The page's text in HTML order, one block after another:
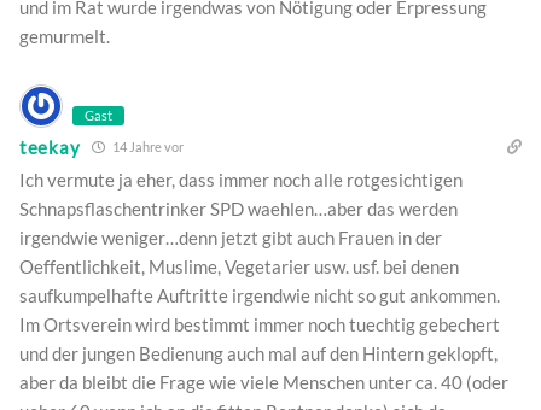
und im Rat wurde irgendwas von Nötigung oder Erpressung
gemurmelt.
Gast
teekay 14 Jahre vor
Ich vermute ja eher, dass immer noch alle rotgesichtigen
Schnapsflaschentrinker SPD waehlen…aber das werden
irgendwie weniger…denn jetzt gibt auch Frauen in der
Oeffentlichkeit, Muslime, Vegetarier usw. usf. bei denen
saufkumpelhafte Auftritte irgendwie nicht so gut ankommen.
Im Ortsverein wird bestimmt immer noch tuechtig gebechert
und der jungen Bedienung auch mal auf den Hintern geklopft,
aber da bleibt die Frage wie viele Menschen unter ca. 40 (oder